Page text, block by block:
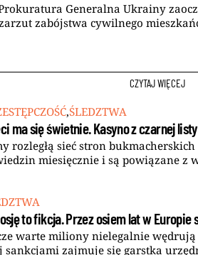
Generalna Ukrainy
zabójstwa cywilnego
CZYTAJ WIĘCEJ
,ŚLEDZTWA
ma się świetnie. Kasyno z czarnej
rozległą sieć stron
miesięcznie i są powiązane z
to fikcja. Przez osiem lat w Europie
warte miliony nielegalnie
sankcjami zajmuje się garstka